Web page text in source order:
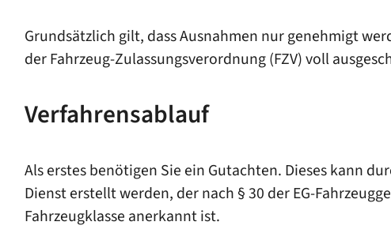
Grundsätzlich gilt, dass Ausnahmen nur genehmigt
der Fahrzeug-Zulassungsverordnung (FZV) voll
Verfahrensablauf
Als erstes benötigen Sie ein Gutachten. Dieses kann
Dienst erstellt werden, der nach § 30 der EG-
Fahrzeugklasse anerkannt ist.